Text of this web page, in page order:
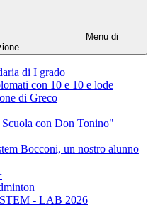
Menu di
di I grado
con 10 e 10 e lode
di Greco
con Don Tonino"
Bocconi, un nostro alunno
STEM - LAB 2026